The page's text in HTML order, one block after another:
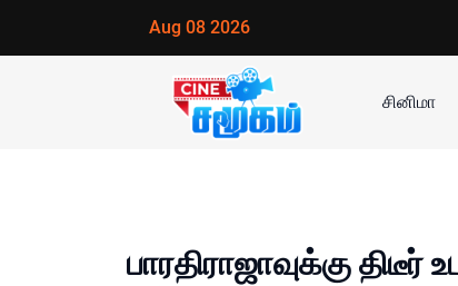
Aug 08 2026
சினிமா
பாரதிராஜாவுக்கு திடீர்